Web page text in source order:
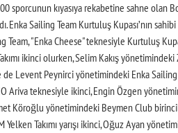
sporcunun kıyasıya rekabetine sahne olan
Sailing Team Kurtuluş Kupası’nın
"Enka Cheese" teknesiyle Kurtuluş
ikinci olurken, Selim Kakış yönetimindeki
Levent Peynirci yönetimindeki Enka
Ariva teknesiyle ikinci, Engin Özgen
Köroğlu yönetimindeki Beymen Club
Takımı yarışı ikinci, Oğuz Ayan